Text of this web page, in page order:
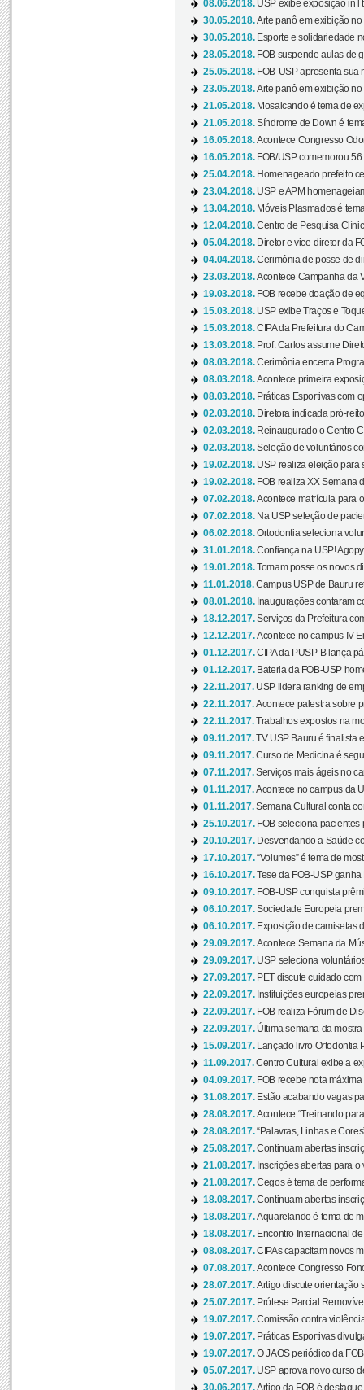
08.06.2018. USP exibe exposição in l
30.05.2018.Arte panô em exibição no
30.05.2018. Esporte e solidariedade
28.05.2018. FOB suspende aulas de
25.05.2018. FOB-USP apresenta sua
23.05.2018.Arte panô em exibição no
21.05.2018. Mosaicando é tema de
21.05.2018.Síndrome de Down é
16.05.2018.Acontece Congresso
16.05.2018. FOB/USP comemorou
25.04.2018. Homenageado prefeito
23.04.2018. USP e APM
13.04.2018. Móveis Plasmados é
12.04.2018.Centro de Pesquisa
05.04.2018. Diretor e vice-diretor da
04.04.2018.Cerimônia de posse de
23.03.2018.Acontece Campanha da
19.03.2018. FOB recebe doação de
15.03.2018. USP exibe Traços e
15.03.2018.CIPA da Prefeitura do
13.03.2018. Prof. Carlos assume
08.03.2018.Cerimônia encerra
08.03.2018.Acontece primeira
08.03.2018. Práticas Esportivas com
02.03.2018. Diretora indicada pró-
02.03.2018. Reinaugurado o Centro
02.03.2018.Seleção de voluntários
19.02.2018. USP realiza eleição para
19.02.2018. FOB realiza XX Semana
07.02.2018.Acontece matrícula para
07.02.2018. Na USP seleção de
06.02.2018.Ortodontia seleciona
31.01.2018.Confiança na USP!
19.01.2018.Tomam posse os novos
11.01.2018.Campus USP de Bauru
08.01.2018. Inaugurações contaram
18.12.2017.Serviços da Prefeitura
12.12.2017.Acontece no campus IV
01.12.2017.CIPA da PUSP-B lança
01.12.2017. Bateria da FOB-USP
22.11.2017. USP lidera ranking de
22.11.2017.Acontece palestra sobre
22.11.2017.Trabalhos expostos na
09.11.2017.TV USP Bauru é finalista
09.11.2017.Curso de Medicina é
07.11.2017.Serviços mais ágeis no
01.11.2017.Acontece no campus da
01.11.2017.Semana Cultural conta
25.10.2017. FOB seleciona pacientes
20.10.2017. Desvendando a Saúde
17.10.2017.“Volumes” é tema de
16.10.2017.Tese da FOB-USP
09.10.2017. FOB-USP conquista
06.10.2017.Sociedade Europeia
06.10.2017. Exposição de camisetas
29.09.2017.Acontece Semana da
29.09.2017. USP seleciona
27.09.2017. PET discute cuidado
22.09.2017. Instituições europeias
22.09.2017. FOB realiza Fórum de
22.09.2017. Última semana da mostra
15.09.2017.
Lançado livro Ortodontia
11.09.2017.Centro Cultural exibe a
04.09.2017. FOB recebe nota
31.08.2017. Estão acabando vagas
28.08.2017.Acontece “Treinando
28.08.2017.“Palavras, Linhas e
25.08.2017.Continuam abertas
21.08.2017. Inscrições abertas para
21.08.2017.Cegos é tema de
18.08.2017.Continuam abertas
18.08.2017.Aquarelando é tema de
18.08.2017. Encontro Internacional
08.08.2017.CIPAs capacitam novos
07.08.2017.Acontece Congresso
28.07.2017.Artigo discute orientação
25.07.2017. Prótese Parcial
19.07.2017.Comissão contra
19.07.2017. Práticas Esportivas
19.07.2017.O JAOS periódico da
05.07.2017. USP aprova novo curso
30.06.2017.Artigo da FOB é